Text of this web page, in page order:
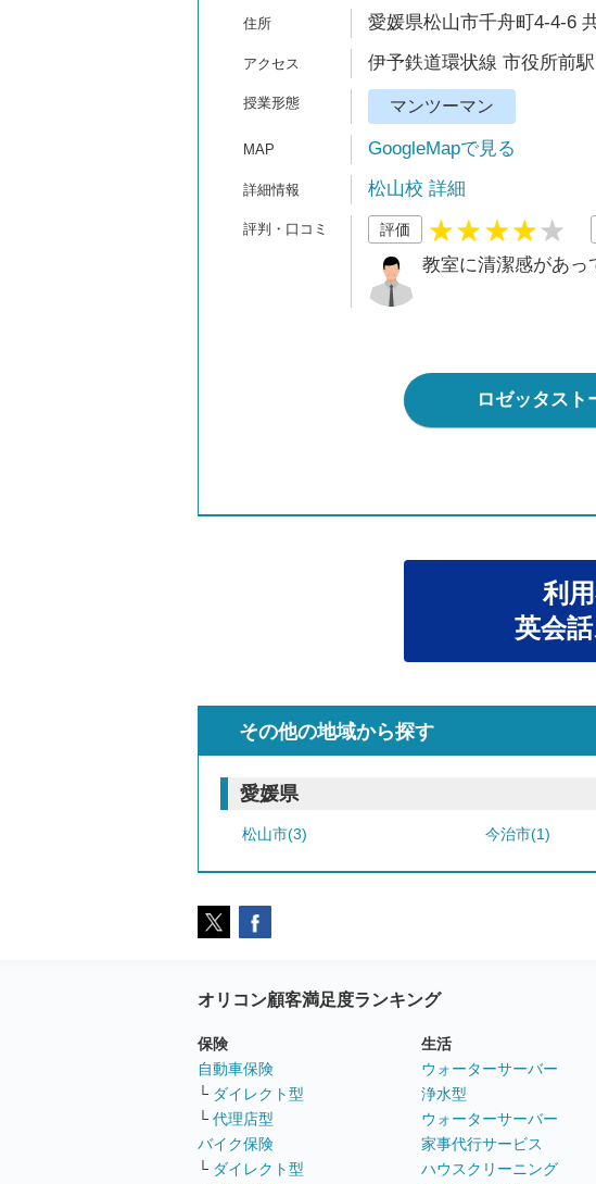
愛媛県松山市千舟町4-4-6
伊予鉄道環状線 市役所前
マンツーマン
GoogleMapで見る
松山校 詳細
評価
教室に清潔感があっ
ロゼッタスト
利
英会
その他の地域から探す
愛媛県
松山市(3) 今治市(1)
オリコン顧客満足度ランキング
保険
自動車保険
└ ダイレクト型
└ 代理店型
バイク保険
└ ダイレクト型
生活
ウォーターサーバー
浄水型
ウォーターサーバー
家事代行サービス
ハウスクリーニング